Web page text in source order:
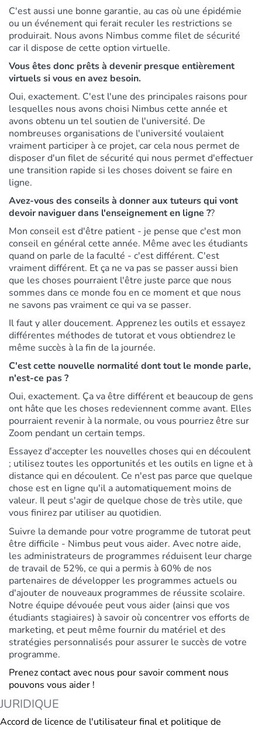
C'est aussi une bonne garantie, au cas où une épidémie
ou un événement qui ferait reculer les restrictions se
produirait. Nous avons Nimbus comme filet de sécurité
car il dispose de cette option virtuelle.
Vous êtes donc prêts à devenir presque entièrement
virtuels si vous en avez besoin.
Oui, exactement. C'est l'une des principales raisons pour
lesquelles nous avons choisi Nimbus cette année et
avons obtenu un tel soutien de l'université. De
nombreuses organisations de l'université voulaient
vraiment participer à ce projet, car cela nous permet de
disposer d'un filet de sécurité qui nous permet d'effectuer
une transition rapide si les choses doivent se faire en
ligne.
Avez-vous des conseils à donner aux tuteurs qui vont
devoir naviguer dans l'enseignement en ligne ??
Mon conseil est d'être patient - je pense que c'est mon
conseil en général cette année. Même avec les étudiants
quand on parle de la faculté - c'est différent. C'est
vraiment différent. Et ça ne va pas se passer aussi bien
que les choses pourraient l'être juste parce que nous
sommes dans ce monde fou en ce moment et que nous
ne savons pas vraiment ce qui va se passer.
Il faut y aller doucement. Apprenez les outils et essayez
différentes méthodes de tutorat et vous obtiendrez le
même succès à la fin de la journée.
C'est cette nouvelle normalité dont tout le monde parle,
n'est-ce pas ?
Oui, exactement. Ça va être différent et beaucoup de gens
ont hâte que les choses redeviennent comme avant. Elles
pourraient revenir à la normale, ou vous pourriez être sur
Zoom pendant un certain temps.
Essayez d'accepter les nouvelles choses qui en découlent
; utilisez toutes les opportunités et les outils en ligne et à
distance qui en découlent. Ce n'est pas parce que quelque
chose est en ligne qu'il a automatiquement moins de
valeur. Il peut s'agir de quelque chose de très utile, que
vous finirez par utiliser au quotidien.
Suivre la demande pour votre programme de tutorat peut
être difficile - Nimbus peut vous aider. Avec notre aide,
les administrateurs de programmes réduisent leur charge
de travail de 52%, ce qui a permis à 60% de nos
partenaires de développer les programmes actuels ou
d'ajouter de nouveaux programmes de réussite scolaire.
Notre équipe dévouée peut vous aider (ainsi que vos
étudiants stagiaires) à savoir où concentrer vos efforts de
marketing, et peut même fournir du matériel et des
stratégies personnalisés pour assurer le succès de votre
programme.
Prenez contact avec nous pour savoir comment nous
pouvons vous aider !
JURIDIQUE
Accord de licence de l'utilisateur final et politique de